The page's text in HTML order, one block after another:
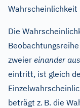
Die
zweier einander
eintritt, ist gleich
beträgt z. B. die